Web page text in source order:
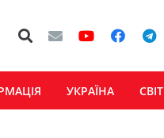
УКРАЇНА СВІТ